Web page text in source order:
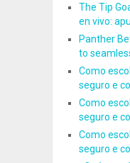
The Tip
en vivo:
Panther
to
Como
seguro e
Como
seguro e
Como
seguro e